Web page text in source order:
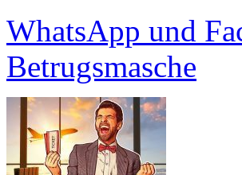
WhatsApp und
Betrugsmasche